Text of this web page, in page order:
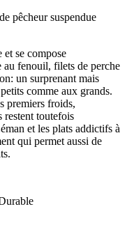
pêcheur suspendue
et se compose
au fenouil, filets de perche
un surprenant mais
comme aux grands.
premiers froids,
restent toutefois
et les plats addictifs à
qui permet aussi de